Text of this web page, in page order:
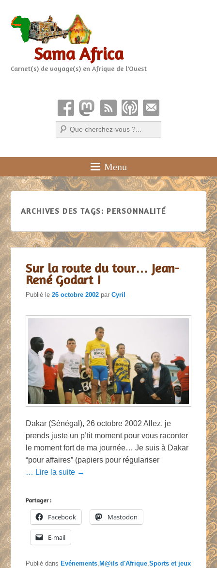
Sama Africa
Carnet(s) de voyage(s) en Afrique de l'Ouest
Recherche
Menu
ARCHIVES DES TAGS: PERSONNALITÉ
Sur la route du tour… Jean-
René Godart !
Publié le26 octobre 2002 parCyril
Dakar (Sénégal), 26 octobre 2002 Allez, je
prends juste un p’tit moment pour vous raconter
le moment fort de ma journée… Je suis à Dakar
“pour affaires” (papiers pour régulariser
… Lire la suite →
Partager :
Facebook Mastodon
E-mail
Publié dans Evénements, M@ils d'Afrique,Sports et jeux